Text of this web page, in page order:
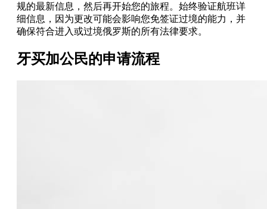
规的最新信息，然后再开始您的旅程。始终验证航班详
细信息，因为更改可能会影响您免签证过境的能力，并
确保符合进入或过境俄罗斯的所有法律要求。
牙买加公民的申请流程